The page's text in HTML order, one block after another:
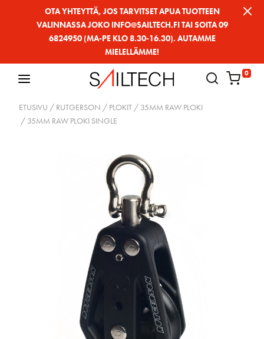
OTA YHTEYTTÄ, JOS TARVITSET APUA TUOTTEEN
VALINNASSA JOKO INFO@SAILTECH.FI TAI SOITA 09
6824950 (MA-PE KLO 8.30-16.30). AUTAMME
MIELELLÄMME!
0
ETUSIVU / RUTGERSON / PLOKIT / 35MM RAW PLOKI
/ 35MM RAW PLOKI SINGLE